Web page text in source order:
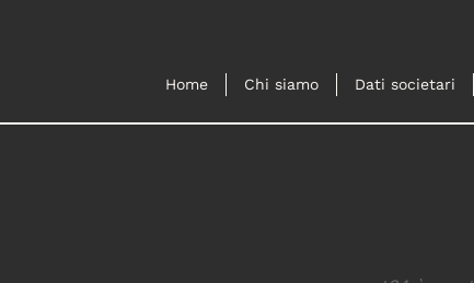
Home Chi siamo Dati societari